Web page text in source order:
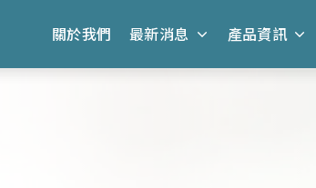
關於我們 最新消息 產品資訊